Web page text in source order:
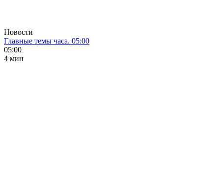
Новости
Главные темы часа. 05:00
05:00
4 мин